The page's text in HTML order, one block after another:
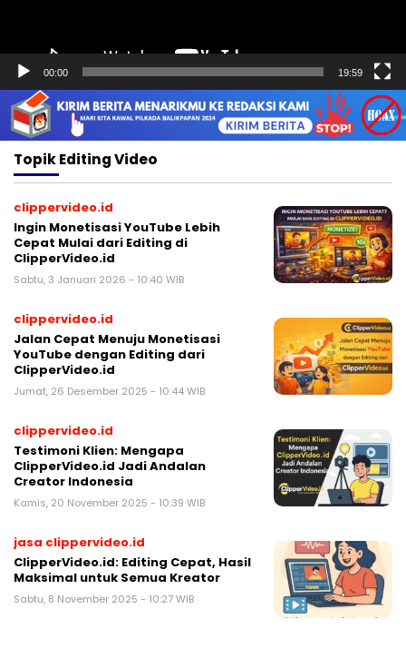
00:00 19:59
TopikEditing Video
clippervideo.id
Ingin Monetisasi YouTube Lebih
Cepat Mulai dari Editing di
ClipperVideo.id
Sabtu, 3 Januari 2026 - 10:40 WIB
clippervideo.id
Jalan Cepat Menuju Monetisasi
YouTube dengan Editing dari
ClipperVideo.id
Jumat, 26 Desember 2025 - 10:44 WIB
clippervideo.id
Testimoni Klien: Mengapa
ClipperVideo.id Jadi Andalan
Creator Indonesia
Kamis, 20 November 2025 - 10:39 WIB
jasa clippervideo.id
ClipperVideo.id: Editing Cepat, Hasil
Maksimal untuk Semua Kreator
Sabtu, 8 November 2025 - 10:27 WIB